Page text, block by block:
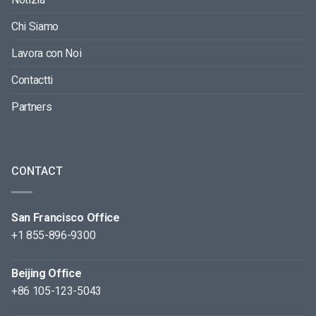
Chi Siamo
Lavora con Noi
Contactti
Partners
CONTACT
San Francisco Office
+1 855-896-9300
Beijing Office
+86 105-123-5043